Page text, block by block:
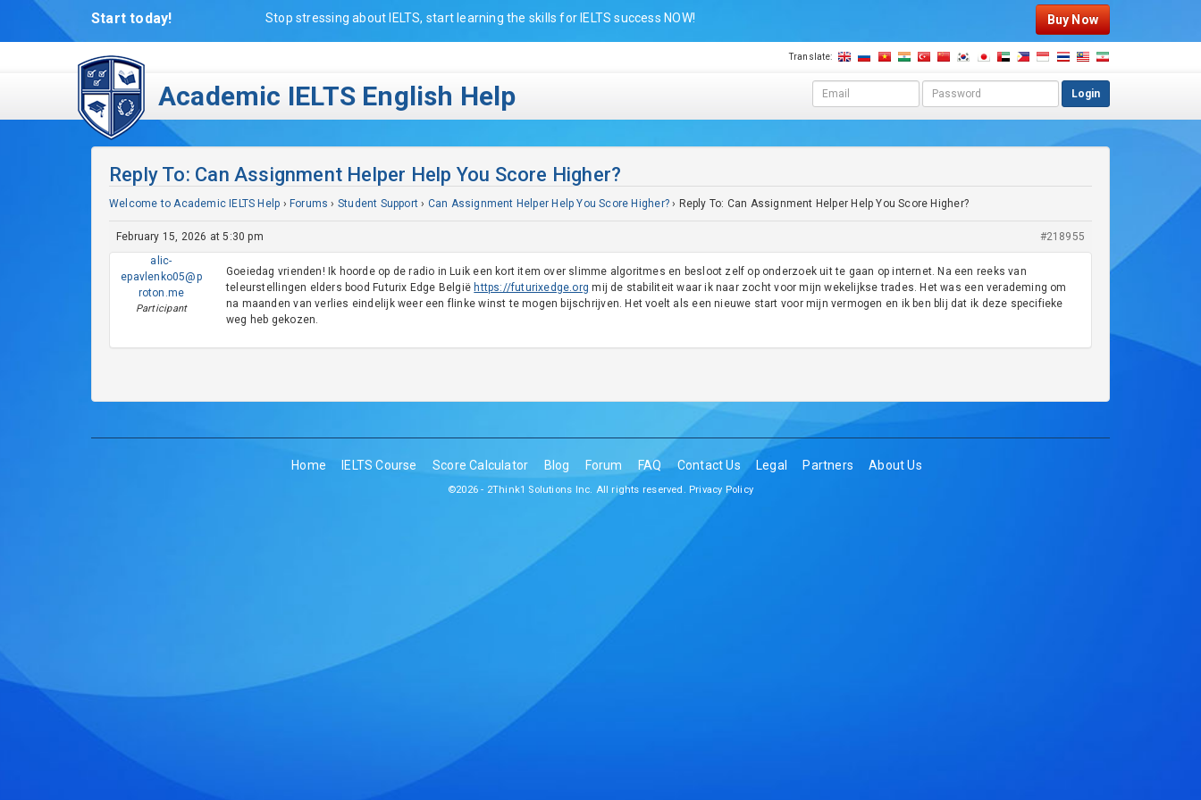
Start today! Stop stressing about IELTS, start learning the skills for IELTS success NOW! Buy Now
Translate:
Academic IELTS English Help
m
a
s
s
a
s
Login
Reply To: Can Assignment Helper Help You Score Higher?
Welcome to Academic IELTS Help › Forums › Student Support › Can Assignment Helper Help You Score Higher? › Reply To: Can Assignment Helper Help You Score Higher?
February 15, 2026 at 5:30 pm
#218955
alic-
epavlenko05@p
roton.me
Participant
Goeiedag vrienden! Ik hoorde op de radio in Luik een kort item over slimme algoritmes en besloot zelf op onderzoek uit te gaan op internet. Na een reeks van
teleurstellingen elders bood Futurix Edge België https://futurixedge.org mij de stabiliteit waar ik naar zocht voor mijn wekelijkse trades. Het was een verademing om
na maanden van verlies eindelijk weer een flinke winst te mogen bijschrijven. Het voelt als een nieuwe start voor mijn vermogen en ik ben blij dat ik deze specifieke
weg heb gekozen.
Home IELTS Course Score Calculator Blog Forum FAQ Contact Us Legal Partners About Us
©2026 - 2Think1 Solutions Inc. All rights reserved. Privacy Policy